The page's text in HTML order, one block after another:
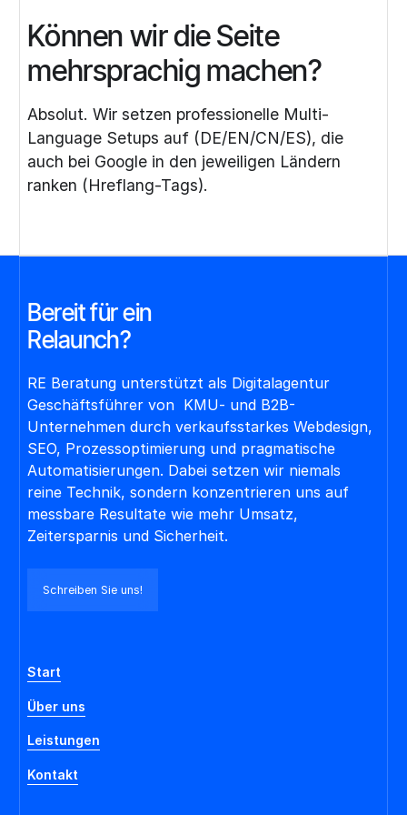
Können wir die Seite
mehrsprachig machen?
Absolut. Wir setzen professionelle Multi-
Language Setups auf (DE/EN/CN/ES), die
auch bei Google in den jeweiligen Ländern
ranken (Hreflang-Tags).
Bereit für ein
launch?
Re
RE Beratung unterstützt als Digitalagentur
Geschäftsführer von KMU- und B2B-
Unternehmen durch verkaufsstarkes Webdesign,
SEO, Prozessoptimierung und pragmatische
Automatisierungen. Dabei setzen wir niemals
reine Technik, sondern konzentrieren uns auf
messbare Resultate wie mehr Umsatz,
Zeitersparnis und Sicherheit.
Schreiben Sie uns!
Start
Über uns
Leistungen
Kontakt